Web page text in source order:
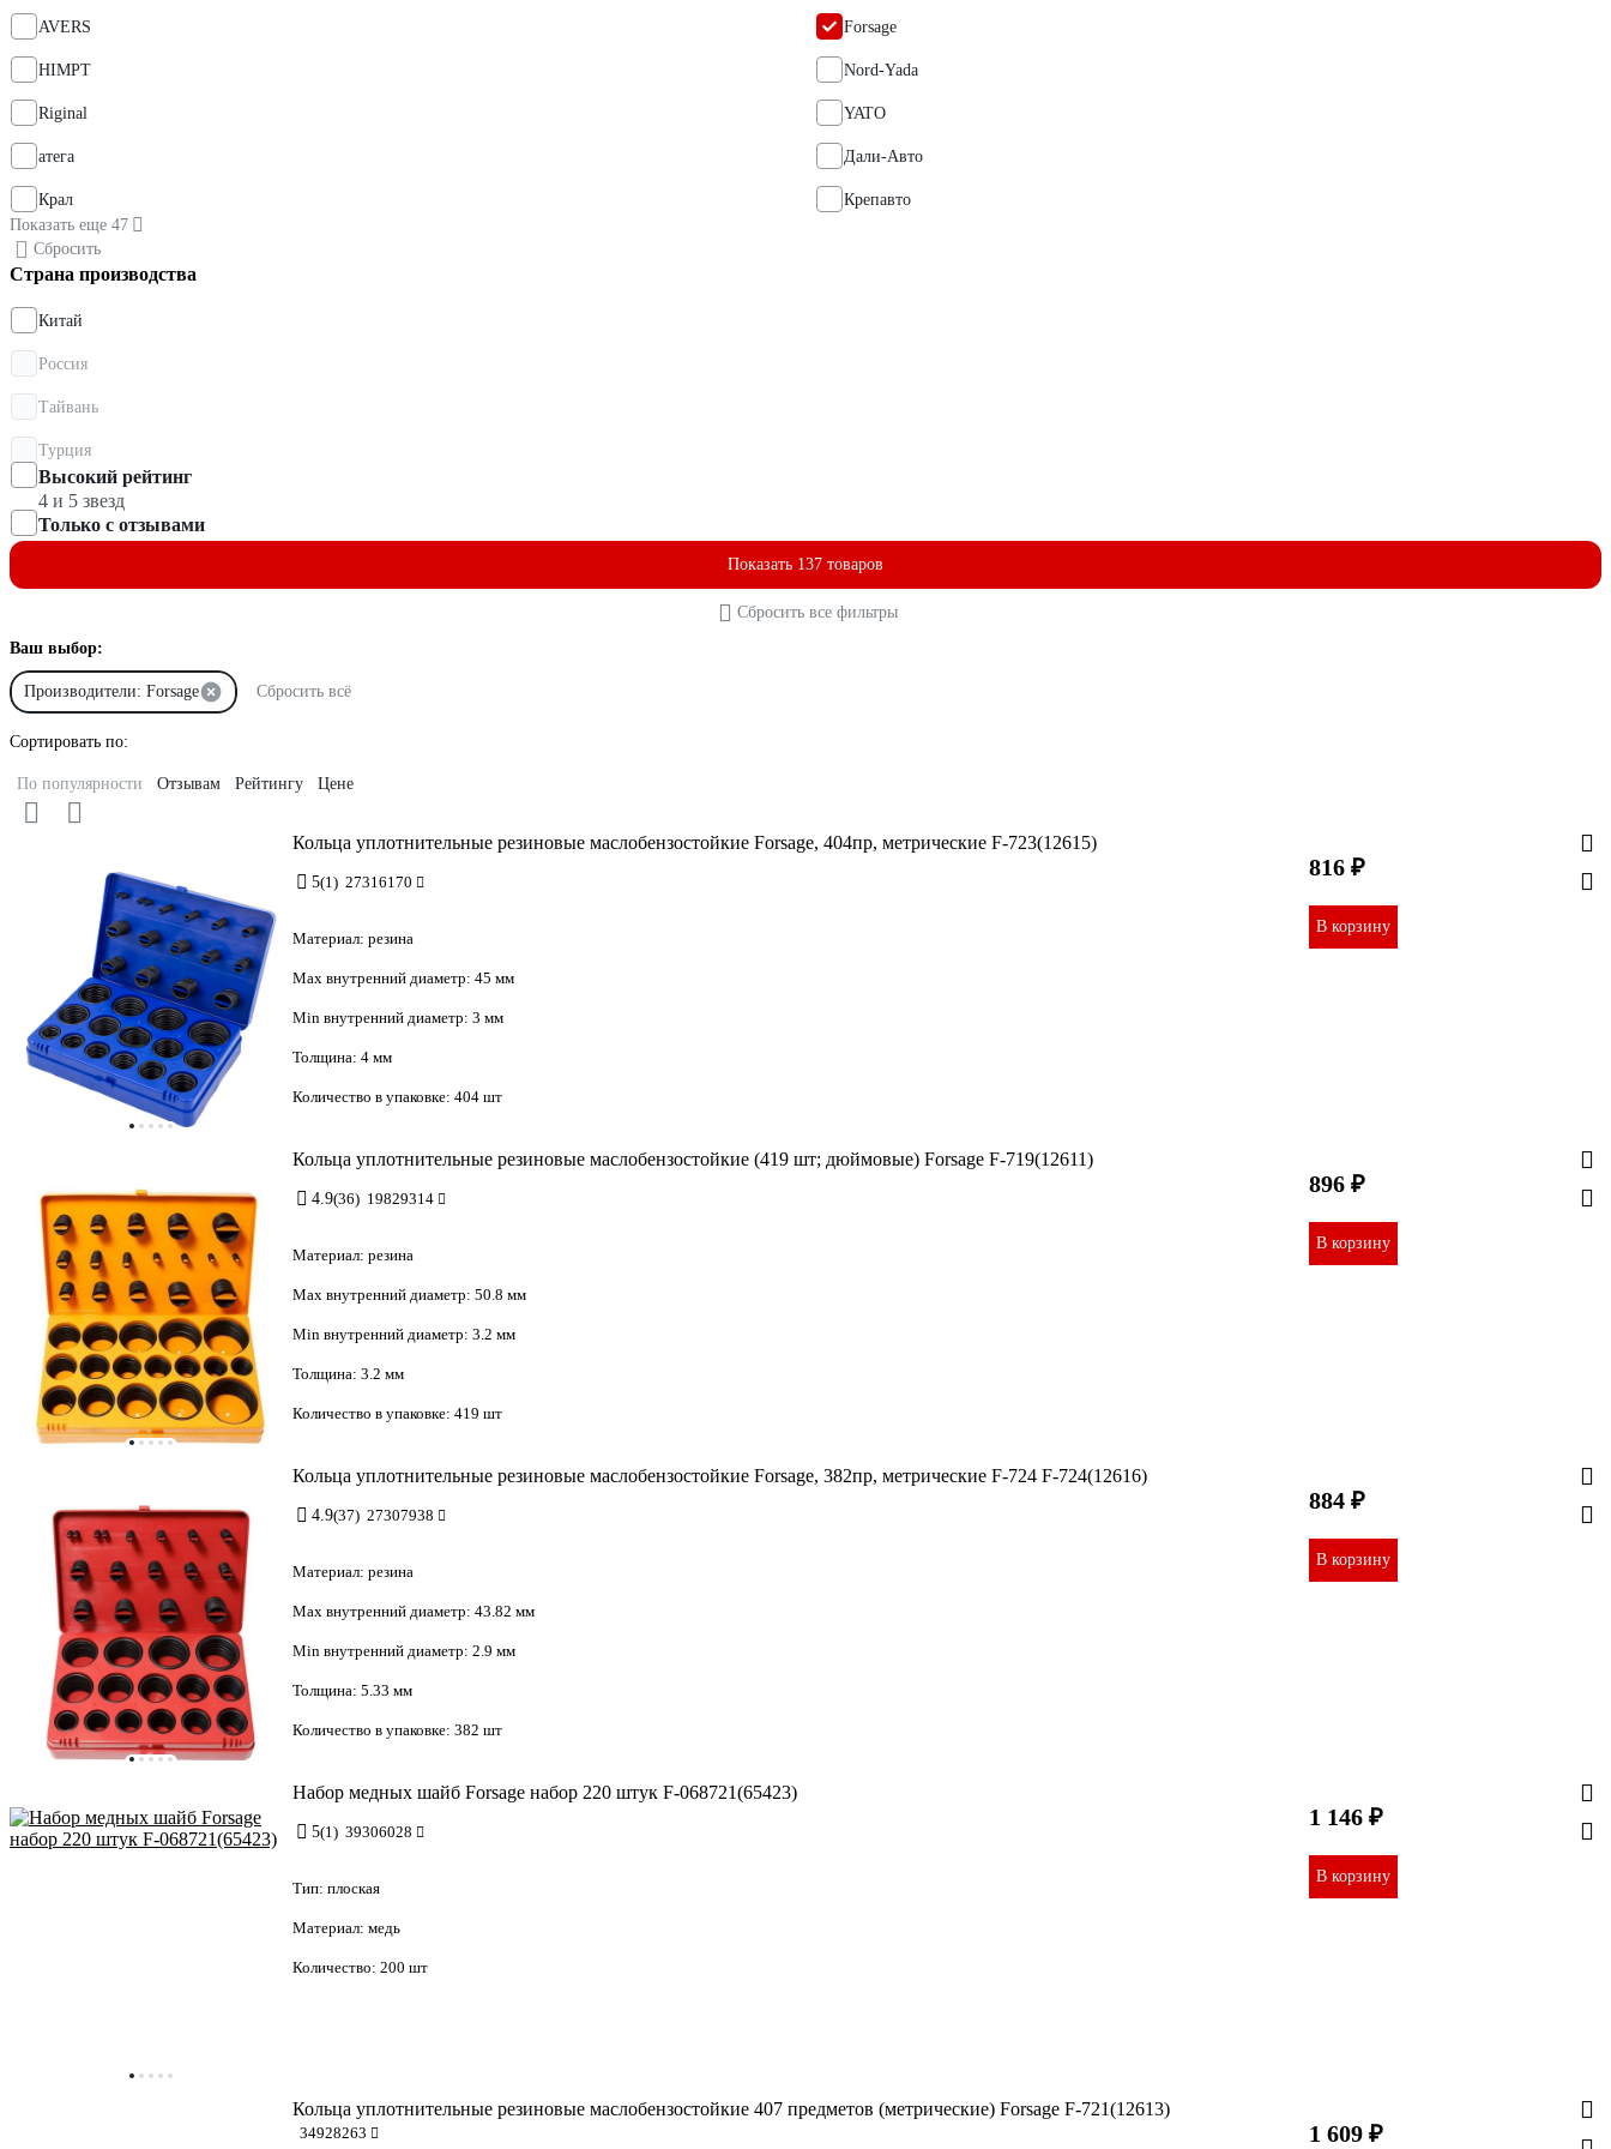
AVERS Forsage
HIMPT Nord-Yada
Riginal YATO
атега Дали-Авто
Крал
Крепавто
Показать еще 47
Сбросить
Страна производства
Китай
Россия
Тайвань
Турция
Высокий рейтинг
4 и 5 звезд
Только с отзывами
Показать 137 товаров
Сбросить все фильтры
Ваш выбор:
Производители: Forsage Сбросить всё
Сортировать по:
По популярности Отзывам Рейтингу Цене
Кольца уплотнительные резиновые маслобензостойкие Forsage, 404пр, метрические F-723(12615)
5(1) 27316170
Материал: резина
Max внутренний диаметр: 45 мм
Min внутренний диаметр: 3 мм
Толщина: 4 мм
Количество в упаковке: 404 шт
816 ₽
В корзину
Кольца уплотнительные резиновые маслобензостойкие (419 шт; дюймовые) Forsage F-719(12611)
4.9(36) 19829314
Материал: резина
Max внутренний диаметр: 50.8 мм
Min внутренний диаметр: 3.2 мм
Толщина: 3.2 мм
Количество в упаковке: 419 шт
896 ₽
В корзину
Кольца уплотнительные резиновые маслобензостойкие Forsage, 382пр, метрические F-724 F-724(12616)
4.9(37) 27307938
Материал: резина
Max внутренний диаметр: 43.82 мм
Min внутренний диаметр: 2.9 мм
Толщина: 5.33 мм
Количество в упаковке: 382 шт
884 ₽
В корзину
Набор медных шайб Forsage набор 220 штук F-068721(65423)
5(1) 39306028
Тип: плоская
Материал: медь
Количество: 200 шт
1 146 ₽
В корзину
Кольца уплотнительные резиновые маслобензостойкие 407 предметов (метрические) Forsage F-721(12613)
34928263 1 609 ₽